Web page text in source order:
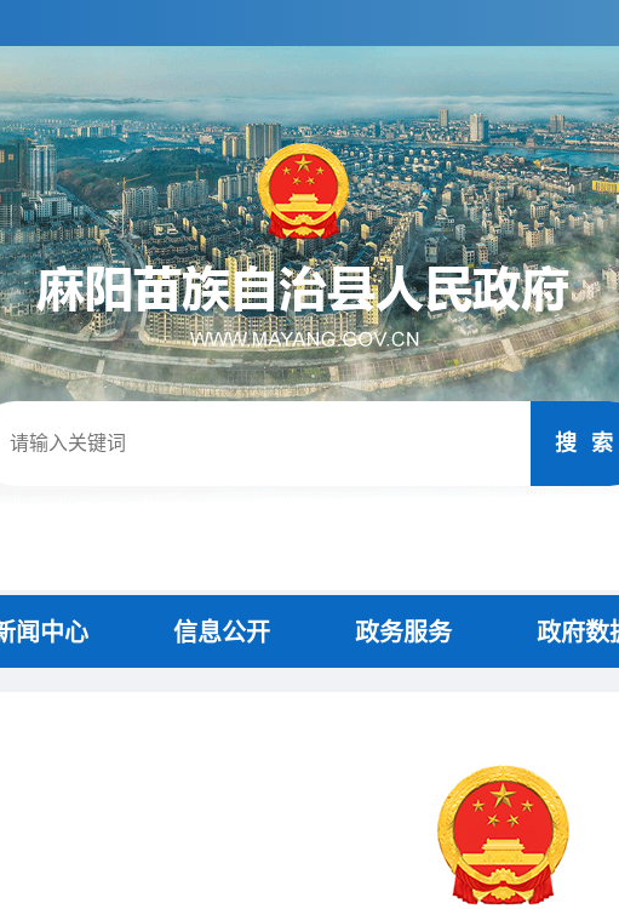
闻中心 信息公开 政务服务 政府数